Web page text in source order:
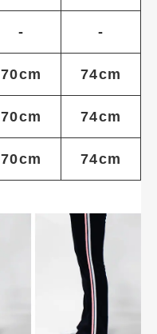
- -
70cm 74cm
70cm 74cm
70cm 74cm